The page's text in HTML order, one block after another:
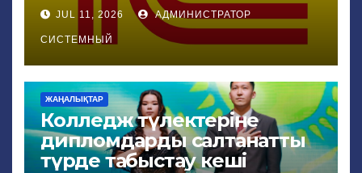
JUL 11, 2026 АДМИНИСТРАТОР
СИСТЕМНЫЙ
ЖАҢАЛЫҚТАР
Колледж түлектеріне
дипломдарды салтанатты
түрде табыстау кеші